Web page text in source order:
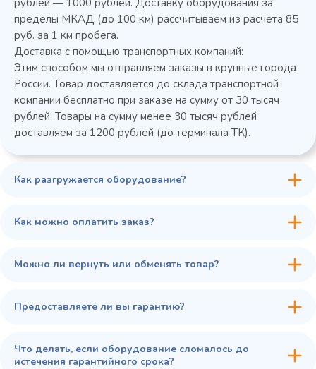
45 900 ₽
пределы МКАД (до 100 км) рассчитываем из расчета 85
руб. за 1 км пробега.
Доставка с помощью транспортных компаний:
Этим способом мы отправляем заказы в крупные города
России. Товар доставляется до склада транспортной
компании бесплатно при заказе на сумму от 30 тысяч
рублей. Товары на сумму менее 30 тысяч рублей
доставляем за 1200 рублей (до терминала ТК).
Как разгружается оборудование?
Как можно оплатить заказ?
Можно ли вернуть или обменять товар?
Предоставляете ли вы гарантию?
Что делать, если оборудование сломалось до
истечения гарантийного срока?